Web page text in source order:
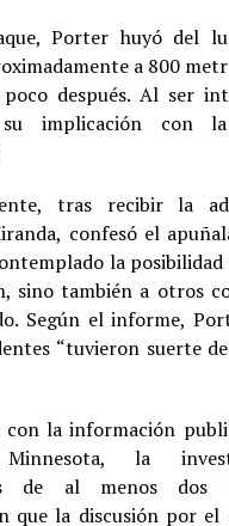
Porter huyó del
a 800
después. Al ser
su implicación con
tras recibir la
confesó el
la
sino también a otros
Según el informe,
“tuvieron suerte
con la información
Minnesota, la
de al menos dos
que la discusión por el